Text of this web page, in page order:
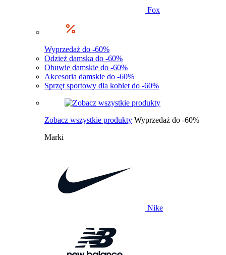
Fox
Wyprzedaż do -60%
Odzież damska do -60%
Obuwie damskie do -60%
Akcesoria damskie do -60%
Sprzęt sportowy dla kobiet do -60%
Zobacz wszystkie produkty Wyprzedaż do -60%
Marki
Nike